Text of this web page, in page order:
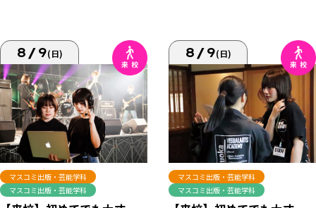
8/9(日)
マスコミ出版・芸能学科
マスコミ出版・芸能学科
8/9(日)
マスコミ出版・芸能学科
マスコミ出版・芸能学科